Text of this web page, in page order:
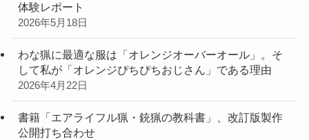
体験レポート
2026年5月18日
わな猟に最適な服は「オレンジオーバーオール」。そ
して私が「オレンジぴちぴちおじさん」である理由
2026年4月22日
書籍「エアライフル猟・銃猟の教科書」、改訂版製作
公開打ち合わせ